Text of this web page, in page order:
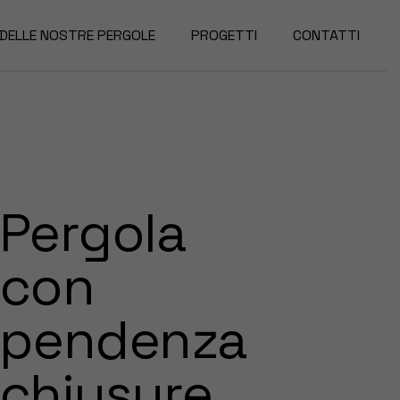
NOSTRE PERGOLE PROGETTI CONTATTI
Pergola
con
pendenza